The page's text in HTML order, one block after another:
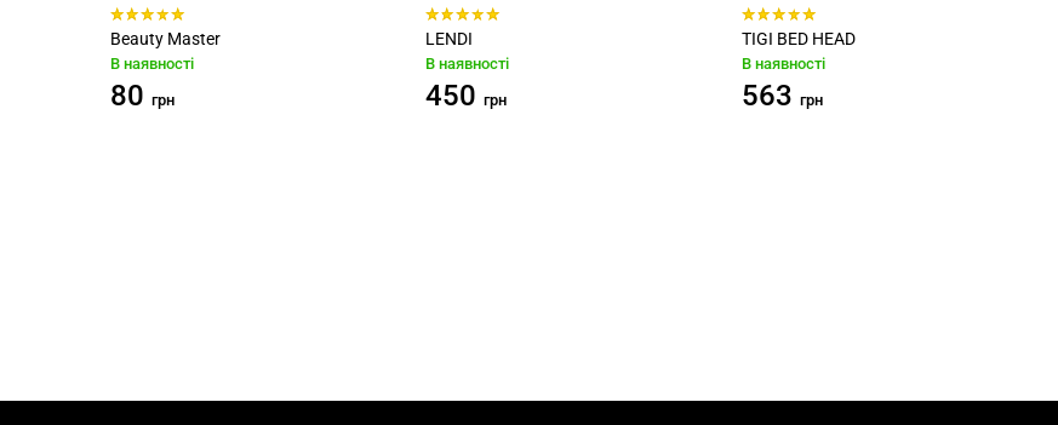
Beauty Master
В наявності
80 грн
LENDI
В наявності
450 грн
TIGI BED HEAD
В наявності
563 грн